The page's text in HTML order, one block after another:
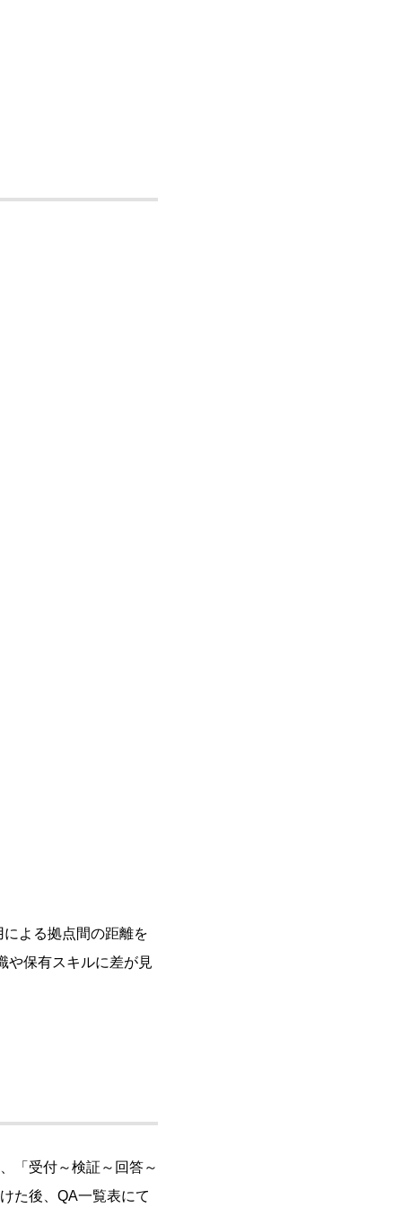
よる拠点間の距離を
や保有スキルに差が見
「受付～検証～回答～
た後、QA一覧表にて